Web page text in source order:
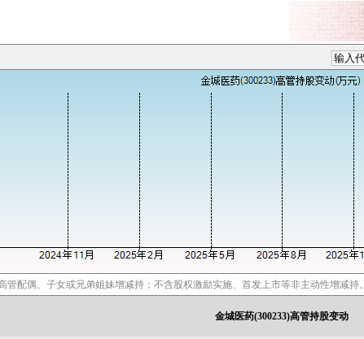
管配偶、子女或兄弟姐妹增减持；不含股权激励实施、首发上市等非主动性增减持。
金城医药(300233)高管持股变动